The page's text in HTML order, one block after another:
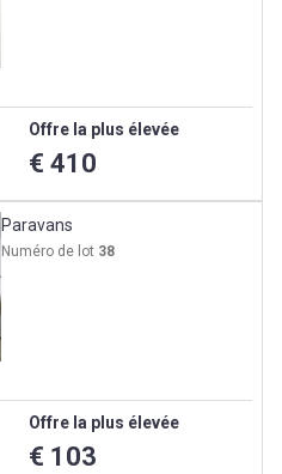
Offre la plus élevée
€ 410
Paravans
Numéro de lot 38
Offre la plus élevée
€ 103